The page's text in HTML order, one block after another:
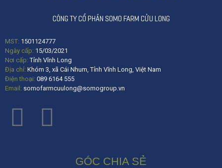
CÔNG TY CỔ PHẦN SOMO FARM CỬU LONG
MST: 1501124777
Ngày cấp: 15/03/2021
Nơi cấp:Tỉnh Vĩnh Long
Địa chỉ: Khóm 3, xã Cái Nhum, Tỉnh Vĩnh Long, Việt Nam
Điện thoại: 089 6164 555
Email: somofarmcuulong@somogroup.vn
GÓC CHIA SẺ